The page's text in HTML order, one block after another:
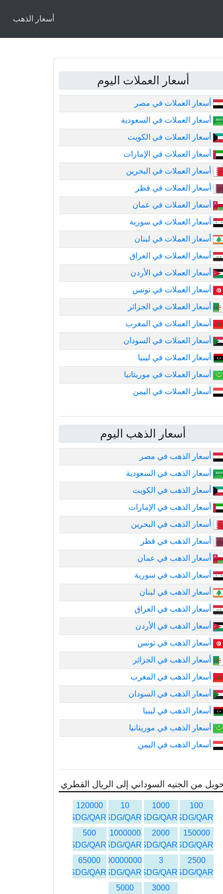
أسعار الذهب
أسعار العملات اليوم
أسعار العملات في مصر
أسعار العملات في السعودية
أسعار العملات في الكويت
أسعار العملات في الإمارات
أسعار العملات في البحرين
أسعار العملات في قطر
أسعار العملات في عمان
أسعار العملات في سورية
أسعار العملات في لبنان
أسعار العملات في العراق
أسعار العملات في الأردن
أسعار العملات في تونس
أسعار العملات في الجزائر
أسعار العملات في المغرب
أسعار العملات في السودان
أسعار العملات في ليبيا
أسعار العملات في موريتانيا
أسعار العملات في اليمن
أسعار الذهب اليوم
أسعار الذهب في مصر
أسعار الذهب في السعودية
أسعار الذهب في الكويت
أسعار الذهب في الإمارات
أسعار الذهب في البحرين
أسعار الذهب في قطر
أسعار الذهب في عمان
أسعار الذهب في سورية
أسعار الذهب في لبنان
أسعار الذهب في العراق
أسعار الذهب في الأردن
أسعار الذهب في تونس
أسعار الذهب في الجزائر
أسعار الذهب في المغرب
أسعار الذهب في السودان
أسعار الذهب في ليبيا
أسعار الذهب في موريتانيا
أسعار الذهب في اليمن
من الجنيه السوداني إلى الريال القطري
100
SDG/QAR
1000
SDG/QAR
10
SDG/QAR
120000
SDG/QAR
150000
SDG/QAR
2000
SDG/QAR
1000000
SDG/QAR
500
SDG/QAR
2500
SDG/QAR
3
SDG/QAR
1000000000
SDG/QAR
65000
SDG/QAR
3000
5000